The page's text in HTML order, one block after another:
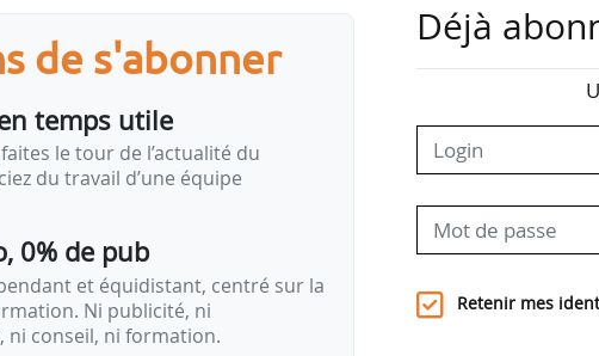
à se conformer à la directive sur la qualité de l’air ambiant.
à se conformer à la directive-cadre sur l’eau.
à transposer la directive-cadre sur les déchets.
à transposer correctement la directive sur l’eau potable.
à transposer la directive Seveso III, qui vise …
de s'abonner
temps utile
le tour de l’actualité du
du travail d’une équipe
0% de pub
et équidistant, centré sur la
Ni publicité, ni
ni conseil, ni formation.
Déjà
Retenir mes